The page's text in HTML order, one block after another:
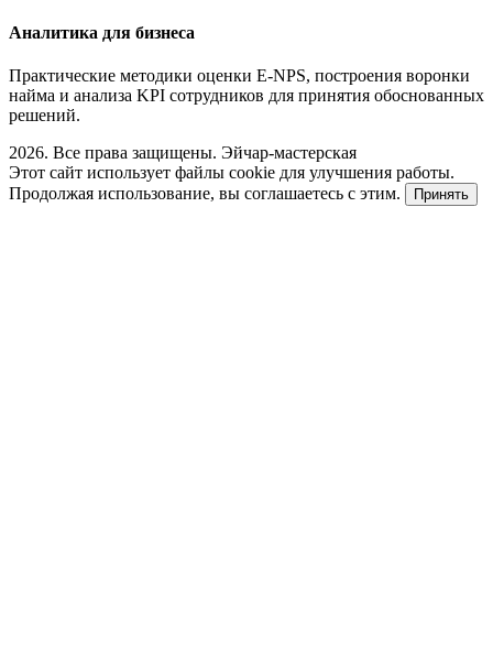
Аналитика для бизнеса
Практические методики оценки E-NPS, построения воронки
найма и анализа KPI сотрудников для принятия обоснованных
решений.
2026. Все права защищены. Эйчар-мастерская
Этот сайт использует файлы cookie для улучшения работы.
Продолжая использование, вы соглашаетесь с этим.
Принять